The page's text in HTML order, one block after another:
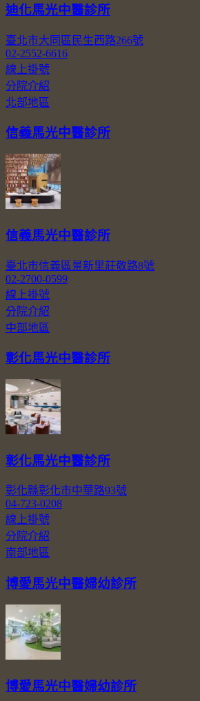
迪化馬光中醫診所
臺北市大同區民生西路266號
02-2552-6616
線上掛號
分院介紹
北部地區
信義馬光中醫診所
信義馬光中醫診所
臺北市信義區景新里莊敬路8號
02-2700-0599
線上掛號
分院介紹
中部地區
彰化馬光中醫診所
彰化馬光中醫診所
彰化縣彰化市中華路93號
04-723-0208
線上掛號
分院介紹
南部地區
博愛馬光中醫婦幼診所
博愛馬光中醫婦幼診所